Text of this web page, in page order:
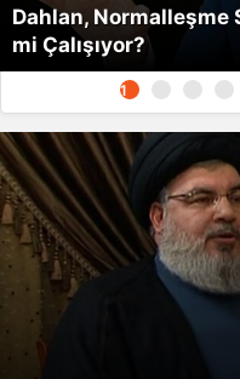
Dahlan, Normalleşme
mi Çalışıyor?
1